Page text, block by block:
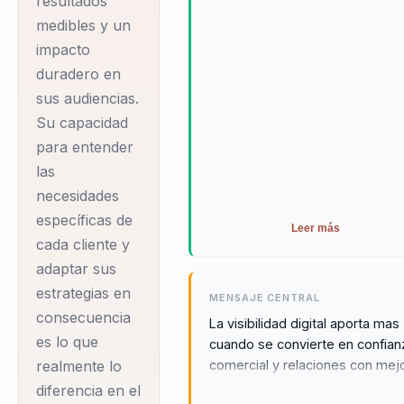
millones de
personas,
reafirmando su
referente global en
el ámbito digital.
Además, ha sido
invitado a compartir
sus conocimientos
en prestigiosos
medios como
Forbes, El Tiempo y
Semana, lo que
destaca su
relevancia en el
medibles y un
impacto
duradero en
sus audiencias.
Su capacidad
para entender
las
necesidades
específicas de
cada cliente y
adaptar sus
estrategias en
consecuencia
es lo que
realmente lo
diferencia en el
Leer más
MENSAJE CENTRAL
La visibilidad digital aporta mas
cuando se convierte en
comercial y relaciones con